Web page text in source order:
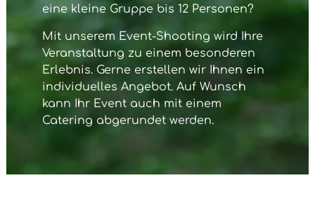
eine kleine Gruppe bis 12 Personen?
Mit unserem Event-Shooting wird Ihre
Veranstaltung zu einem besonderen
Erlebnis. Gerne erstellen wir Ihnen ein
individuelles Angebot. Auf Wunsch
kann Ihr Event auch mit einem
Catering abgerundet werden.